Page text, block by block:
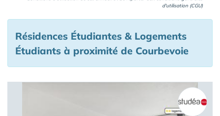
d'utilisation (CGU)
Résidences Étudiantes & Logements
Étudiants à proximité de Courbevoie